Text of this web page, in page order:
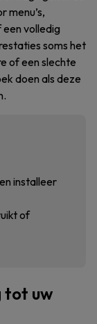
menu’s,
volledig
soms het
of een slechte
doen als deze
installeer
of
tot uw